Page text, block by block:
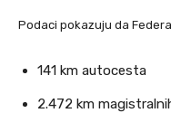
Podaci pokazuju da
141 km autocesta
2.472 km